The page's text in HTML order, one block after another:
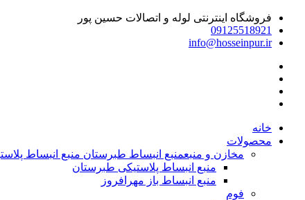
فروشگاه اینترنتی لوله و اتصالات حسین پور
09125518921
info@hosseinpur.ir
خانه
محصولات
مخازن و منبعمنبع انبساط طبرستان منبع انبساط
منبع انبساط پلاستیکی طبرستان
منبع انبساط باز مهرافروز
فوم